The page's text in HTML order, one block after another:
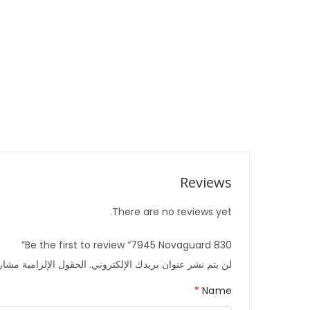
Reviews
There are no reviews yet.
Be the first to review “7945 Novaguard 830”
لن يتم نشر عنوان بريدك الإلكتروني. الحقول الإلزامية مشار
Name
*